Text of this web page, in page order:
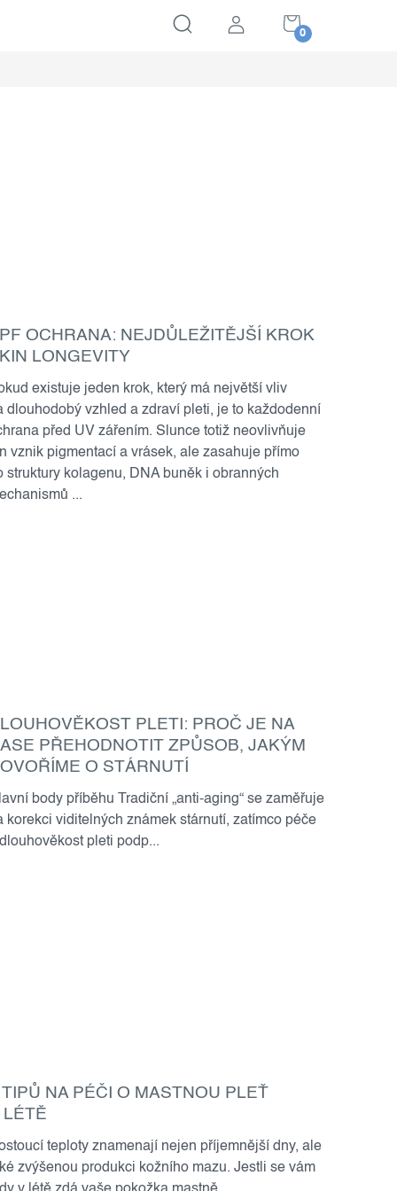
NÁKUPNÍ
KOŠÍK
OCHRANA: NEJDŮLEŽITĚJŠÍ KROK
LONGEVITY
existuje jeden krok, který má největší vliv
dlouhodobý vzhled a zdraví pleti, je to každodenní
před UV zářením. Slunce totiž neovlivňuje
vznik pigmentací a vrásek, ale zasahuje přímo
struktury kolagenu, DNA buněk i obranných
...
PLETI: PROČ JE NA
PŘEHODNOTIT ZPŮSOB, JAKÝM
O STÁRNUTÍ
body příběhu Tradiční „anti-aging“ se zaměřuje
korekci viditelných známek stárnutí, zatímco péče
pleti podp...
NA PÉČI O MASTNOU PLEŤ
LÉTĚ
teploty znamenají nejen příjemnější dny, ale
zvýšenou produkci kožního mazu. Jestli se vám